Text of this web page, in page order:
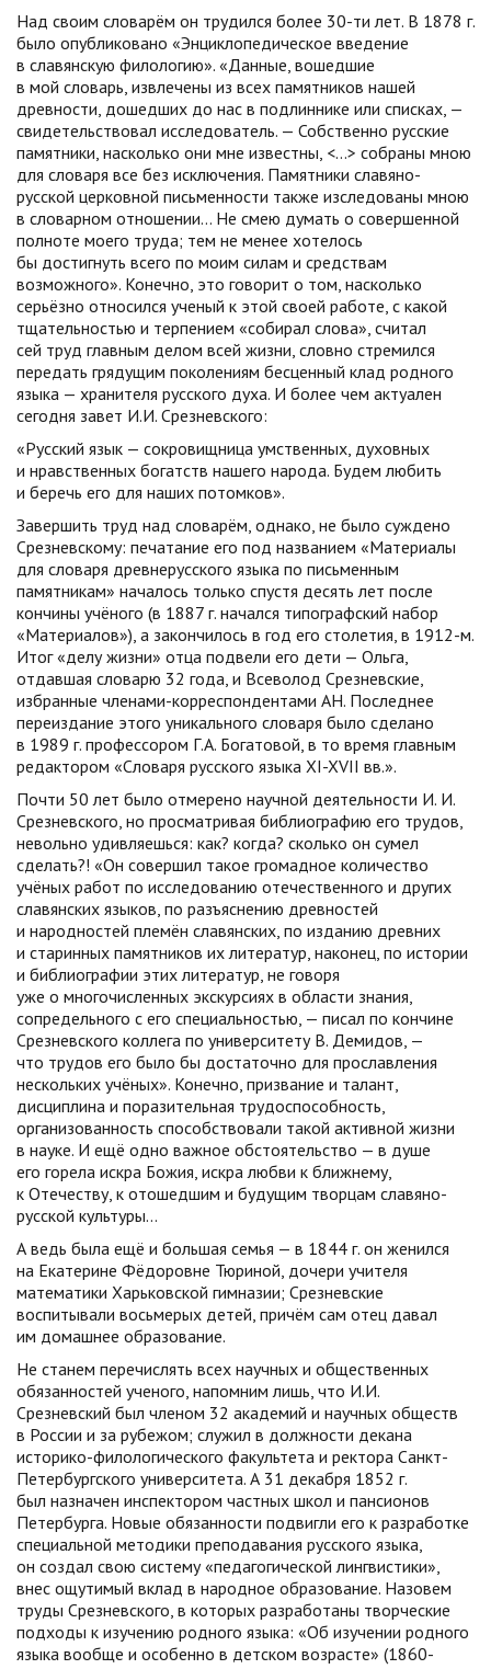
Над своим словарём он трудился более 30-ти лет. В 1878 г.
было опубликовано «Энциклопедическое введение
в славянскую филологию». «Данные, вошедшие
в мой словарь, извлечены из всех памятников нашей
древности, дошедших до нас в подлиннике или списках, —
свидетельствовал исследователь. — Собственно русские
памятники, насколько они мне известны, <…> собраны мною
для словаря все без исключения. Памятники славяно-
русской церковной письменности также изследованы мною
в словарном отношении… Не смею думать о совершенной
полноте моего труда; тем не менее хотелось
бы достигнуть всего по моим силам и средствам
возможного». Конечно, это говорит о том, насколько
серьёзно относился ученый к этой своей работе, с какой
тщательностью и терпением «собирал слова», считал
сей труд главным делом всей жизни, словно стремился
передать грядущим поколениям бесценный клад родного
языка — хранителя русского духа. И более чем актуален
сегодня завет И.И. Срезневского:
«Русский язык — сокровищница умственных, духовных
и нравственных богатств нашего народа. Будем любить
и беречь его для наших потомков».
Завершить труд над словарём, однако, не было суждено
Срезневскому: печатание его под названием «Материалы
для словаря древнерусского языка по письменным
памятникам» началось только спустя десять лет после
кончины учёного (в 1887 г. начался типографский набор
«Материалов»), а закончилось в год его столетия, в 1912-м.
Итог «делу жизни» отца подвели его дети — Ольга,
отдавшая словарю 32 года, и Всеволод Срезневские,
избранные членами-корреспондентами АН. Последнее
переиздание этого уникального словаря было сделано
в 1989 г. профессором Г.А. Богатовой, в то время главным
редактором «Словаря русского языка XI-XVII вв.».
Почти 50 лет было отмерено научной деятельности И. И.
Срезневского, но просматривая библиографию его трудов,
невольно удивляешься: как? когда? сколько он сумел
сделать?! «Он совершил такое громадное количество
учёных работ по исследованию отечественного и других
славянских языков, по разъяснению древностей
и народностей племён славянских, по изданию древних
и старинных памятников их литератур, наконец, по истории
и библиографии этих литератур, не говоря
уже о многочисленных экскурсиях в области знания,
сопредельного с его специальностью, — писал по кончине
Срезневского коллега по университету В. Демидов, —
что трудов его было бы достаточно для прославления
нескольких учёных». Конечно, призвание и талант,
дисциплина и поразительная трудоспособность,
организованность способствовали такой активной жизни
в науке. И ещё одно важное обстоятельство — в душе
его горела искра Божия, искра любви к ближнему,
к Отечеству, к отошедшим и будущим творцам славяно-
русской культуры…
А ведь была ещё и большая семья — в 1844 г. он женился
на Екатерине Фёдоровне Тюриной, дочери учителя
математики Харьковской гимназии; Срезневские
воспитывали восьмерых детей, причём сам отец давал
им домашнее образование.
Не станем перечислять всех научных и общественных
обязанностей ученого, напомним лишь, что И.И.
Срезневский был членом 32 академий и научных обществ
в России и за рубежом; служил в должности декана
историко-филологического факультета и ректора Санкт-
Петербургского университета. А 31 декабря 1852 г.
был назначен инспектором частных школ и пансионов
Петербурга. Новые обязанности подвигли его к разработке
специальной методики преподавания русского языка,
он создал свою систему «педагогической лингвистики»,
внес ощутимый вклад в народное образование. Назовем
труды Срезневского, в которых разработаны творческие
подходы к изучению родного языка: «Об изучении родного
языка вообще и особенно в детском возрасте» (1860-